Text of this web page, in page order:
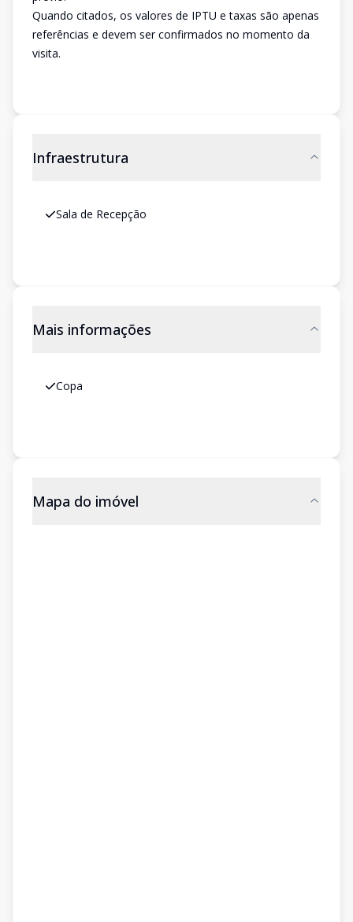
Quando citados, os valores de IPTU e taxas são apenas
referências e devem ser confirmados no momento da
visita.
Infraestrutura
Sala de Recepção
Mais informações
Copa
Mapa do imóvel